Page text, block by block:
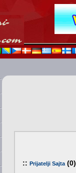
:: Prijatelji Sajta (0)